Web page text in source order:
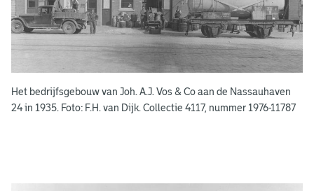
o
e
e
n
Het bedrijfsgebouw van Joh. A.J. Vos & Co aan de Nassauhaven
24 in 1935. Foto: F.H. van Dijk. Collectie 4117, nummer 1976-11787